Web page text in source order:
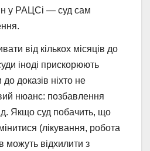
у РАЦСі — суд сам
від кількох місяців до
іноді прискорюють
доказів ніхто не
нюанс: позбавлення
Якщо суд побачить, що
(лікування, робота
можуть відхилити з